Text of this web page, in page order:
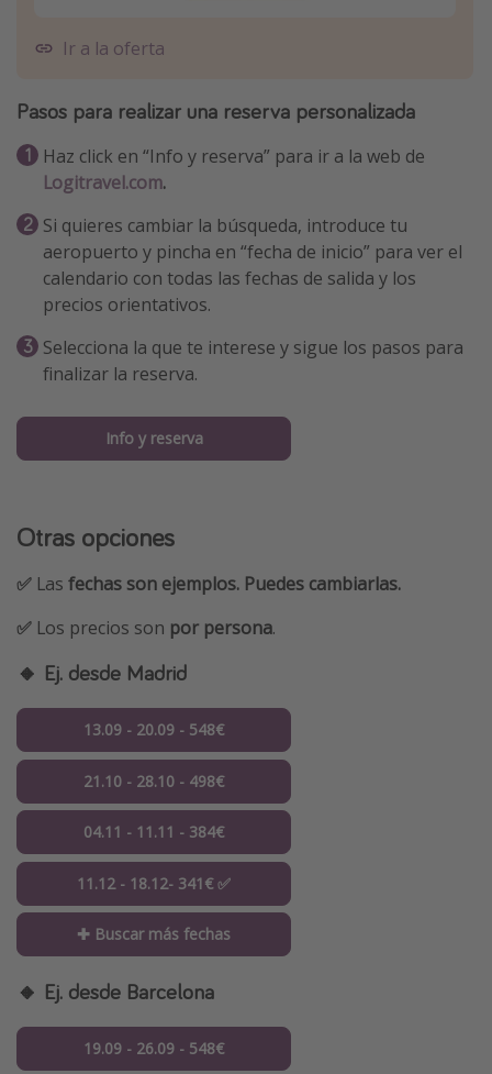
Ir a la oferta
Pasos para realizar una reserva personalizada
Haz click en “Info y reserva” para ir a la web de
Logitravel.com.
Si quieres cambiar la búsqueda, introduce tu
aeropuerto y pincha en “fecha de inicio” para ver el
calendario con todas las fechas de salida y los
precios orientativos.
Selecciona la que te interese y sigue los pasos para
finalizar la reserva.
Info y reserva
Otras opciones
✅ Las fechas son ejemplos. Puedes cambiarlas.
✅ Los precios son por persona.
🔸 Ej. desde Madrid
13.09 - 20.09 - 548€
21.10 - 28.10 - 498€
04.11 - 11.11 - 384€
11.12 - 18.12- 341€ ✅
✚ Buscar más fechas
🔸 Ej. desde Barcelona
19.09 - 26.09 - 548€